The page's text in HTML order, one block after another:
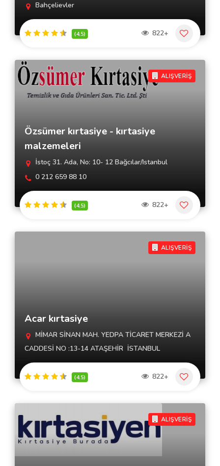
Bahçelievler
(4.5) 822+
ALIŞVERİŞ
Özsümer kırtasiye - kırtasiye
malzemeleri
İstoç 31. Ada, No: 10- 12 Bağcılar/Istanbul
0 212 659 88 10
(4.5) 822+
ALIŞVERİŞ
Acar kırtasiye
MİMAR SİNAN MAH. YEDPA TİCARET MERKEZİ A
CADDESİ NO :13-14 ATAŞEHİR  İSTANBUL
(4.5) 822+
ALIŞVERİŞ